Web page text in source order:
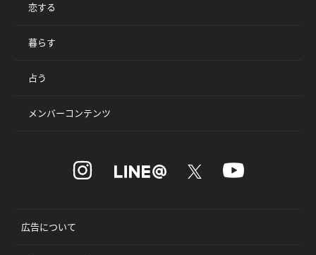
恋する
暮らす
占う
メンバーコンテンツ
広告について